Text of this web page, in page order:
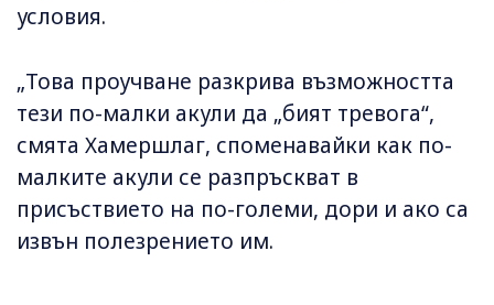
условия.
„Това проучване разкрива възможността
тези по-малки акули да „бият тревога“,
смята Хамершлаг, споменавайки как по-
малките акули се разпръскват в
присъствието на по-големи, дори и ако са
извън полезрението им.